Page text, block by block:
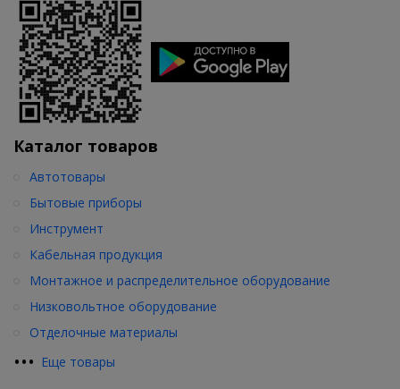
Каталог товаров
••• Еще товары
Автотовары
Бытовые приборы
Инструмент
Кабельная продукция
Монтажное и распределительное оборудование
Низковольтное оборудование
Отделочные материалы